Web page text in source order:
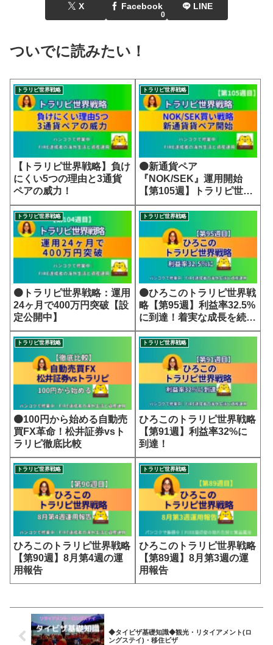
X Facebook
0
LINE
ついでに読みたい！
トラリピ世界戦略
【トラリピ世界戦略】負け
にくい5つの理由と3通貨
ペアの威力！
トラリピ世界戦略
🟠新通貨ペア
『NOK/SEK』運用開始
【第105週】トラリピ世界
戦略
トラリピ世界戦略
🟠トラリピ世界戦略：運用
24ヶ月で400万円突破【設
定公開中】
トラリピ世界戦略
🟠ひろこのトラリピ世界戦
略【第95週】利益率32.5%
に到達！着実な成長を続け
る世界戦略
トラリピ世界戦略
🟠100円から始める自動売
買FX革命！松井証券vsト
ラリピ徹底比較
トラリピ世界戦略
ひろこのトラリピ世界戦略
【第91週】利益率32%に
到達！
トラリピ世界戦略
ひろこのトラリピ世界戦略
【第90週】8月第4週の運
用報告
トラリピ世界戦略
ひろこのトラリピ世界戦略
【第89週】8月第3週の運
用報告
◆タイビザ基礎知識◆観光・リタイアメント(ロ
ングステイ)・移住ビザ